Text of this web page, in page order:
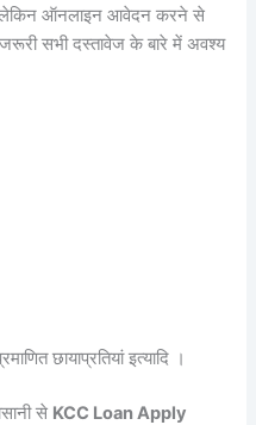
ऑनलाइन आवेदन करने से
सभी दस्तावेज के बारे में अवश्य
छायाप्रतियां इत्यादि ।
से KCC Loan Apply